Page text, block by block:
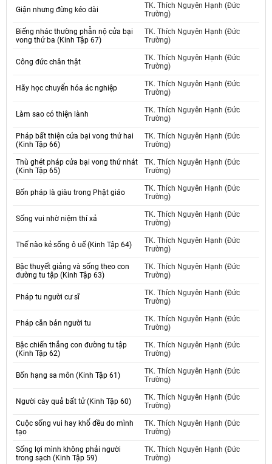
Giận nhưng đừng kéo dài
TK. Thích Nguyên Hạnh (Đức
Trường)
Biếng nhác thường phẫn nộ cửa bại
vong thứ ba (Kinh Tập 67)
TK. Thích Nguyên Hạnh (Đức
Trường)
Công đức chân thật
TK. Thích Nguyên Hạnh (Đức
Trường)
Hãy học chuyển hóa ác nghiệp
TK. Thích Nguyên Hạnh (Đức
Trường)
Làm sao có thiện lành
TK. Thích Nguyên Hạnh (Đức
Trường)
Pháp bất thiện cửa bại vong thứ hai
(Kinh Tập 66)
TK. Thích Nguyên Hạnh (Đức
Trường)
Thù ghét pháp cửa bại vong thứ nhát
(Kinh Tập 65)
TK. Thích Nguyên Hạnh (Đức
Trường)
Bốn pháp là giàu trong Phật giáo
TK. Thích Nguyên Hạnh (Đức
Trường)
Sống vui nhờ niệm thí xả
TK. Thích Nguyên Hạnh (Đức
Trường)
Thế nào kẻ sống ô uế (Kinh Tập 64)
TK. Thích Nguyên Hạnh (Đức
Trường)
Bậc thuyết giảng và sống theo con
đường tu tập (Kinh Tập 63)
TK. Thích Nguyên Hạnh (Đức
Trường)
Pháp tu người cư sĩ
TK. Thích Nguyên Hạnh (Đức
Trường)
Pháp căn bản người tu
TK. Thích Nguyên Hạnh (Đức
Trường)
Bậc chiến thắng con đường tu tập
(Kinh Tập 62)
TK. Thích Nguyên Hạnh (Đức
Trường)
Bốn hạng sa môn (Kinh Tập 61)
TK. Thích Nguyên Hạnh (Đức
Trường)
Người cày quả bất tử (Kinh Tập 60)
TK. Thích Nguyên Hạnh (Đức
Trường)
Cuộc sống vui hay khổ đều do mình
tạo
TK. Thích Nguyên Hạnh (Đức
Trường)
Sống lợi mình không phải người
trong sạch (Kinh Tập 59)
TK. Thích Nguyên Hạnh (Đức
Trường)